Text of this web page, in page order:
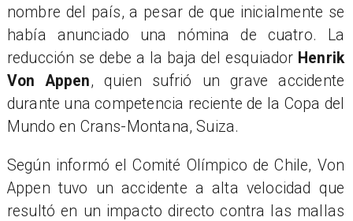
nombre del país, a pesar de que inicialmente se
había anunciado una nómina de cuatro. La
reducción se debe a la baja del esquiador Henrik
Von Appen, quien sufrió un grave accidente
durante una competencia reciente de la Copa del
Mundo en Crans-Montana, Suiza.
Según informó el Comité Olímpico de Chile, Von
Appen tuvo un accidente a alta velocidad que
resultó en un impacto directo contra las mallas